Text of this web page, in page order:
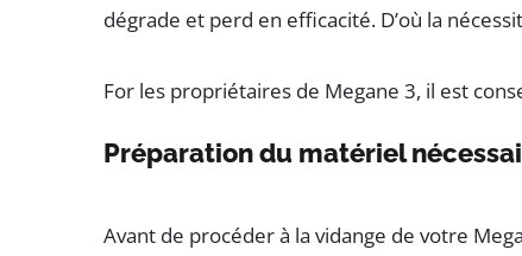
dégrade et perd en efficacité. D’où la
For les propriétaires de Megane 3, il est
Préparation du matériel
Avant de procéder à la vidange de votre